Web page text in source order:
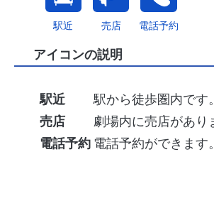
駅近 売店 電話予約
アイコンの説明
駅近
駅から徒歩圏内です。
売店
劇場内に売店があり
電話予約 電話予約ができます。